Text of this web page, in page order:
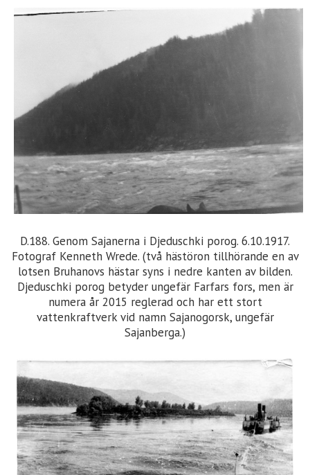
D.188. Genom Sajanerna i Djeduschki porog. 6.10.1917.
Fotograf Kenneth Wrede. (två hästöron tillhörande en av
lotsen Bruhanovs hästar syns i nedre kanten av bilden.
Djeduschki porog betyder ungefär Farfars fors, men är
numera år 2015 reglerad och har ett stort
vattenkraftverk vid namn Sajanogorsk, ungefär
Sajanberga.)